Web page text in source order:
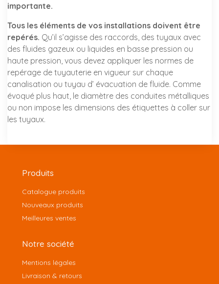
importante.
Tous les éléments de vos installations doivent être
repérés. Qu’il s’agisse des raccords, des tuyaux avec
des fluides gazeux ou liquides en basse pression ou
haute pression, vous devez appliquer les normes de
repérage de tuyauterie en vigueur sur chaque
canalisation ou tuyau d’ évacuation de fluide. Comme
évoqué plus haut, le diamètre des conduites métalliques
ou non impose les dimensions des étiquettes à coller sur
les tuyaux.
Produits
Catalogue produits
Nouveaux produits
Meilleures ventes
Notre société
Mentions légales
Livraison & retours